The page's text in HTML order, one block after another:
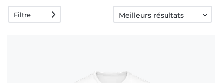
Filtre